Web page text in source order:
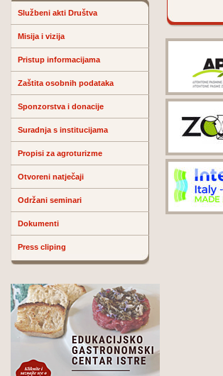
Službeni akti Društva
Misija i vizija
Pristup informacijama
Zaštita osobnih podataka
Sponzorstva i donacije
Suradnja s institucijama
Propisi za agroturizme
Otvoreni natječaji
Održani seminari
Dokumenti
Press cliping